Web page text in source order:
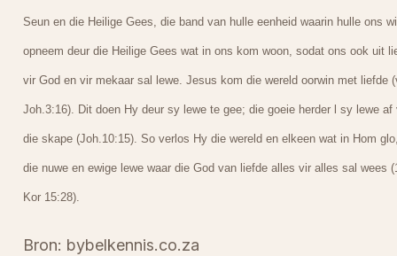
Seun en die Heilige Gees, die band van hulle eenheid waarin hulle ons
opneem deur die Heilige Gees wat in ons kom woon, sodat ons ook uit
vir God en vir mekaar sal lewe. Jesus kom die wereld oorwin met liefde
Joh.3:16). Dit doen Hy deur sy lewe te gee; die goeie herder l sy lewe af
die skape (Joh.10:15). So verlos Hy die wereld en elkeen wat in Hom
die nuwe en ewige lewe waar die God van liefde alles vir alles sal wees
Kor 15:28).
Bron: bybelkennis.co.za